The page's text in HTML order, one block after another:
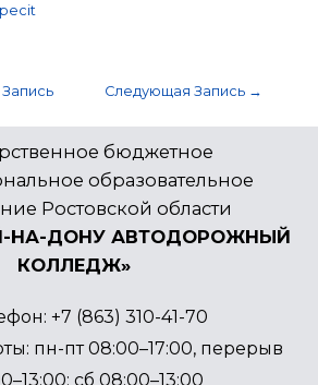
Следующая Запись →
бюджетное
образовательное
Ростовской области
НА-ДОНУ АВТОДОРОЖНЫЙ
КОЛЛЕДЖ»
+7 (863) 310-41-70
пн-пт 08:00–17:00, перерыв
сб 08:00–13:00